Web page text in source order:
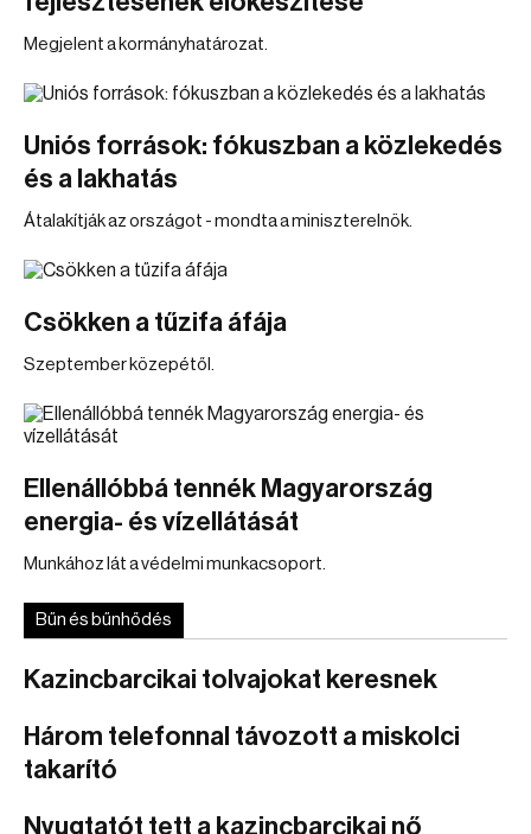
Megjelent a kormányhatározat.
Uniós források: fókuszban a közlekedés
és a lakhatás
Átalakítják az országot - mondta a miniszterelnök.
Csökken a tűzifa áfája
Szeptember közepétől.
Ellenállóbbá tennék Magyarország
energia- és vízellátását
Munkához lát a védelmi munkacsoport.
Bűn és bűnhődés
Kazincbarcikai tolvajokat keresnek
Három telefonnal távozott a miskolci
takarító
Nyugtatót tett a kazincbarcikai nő